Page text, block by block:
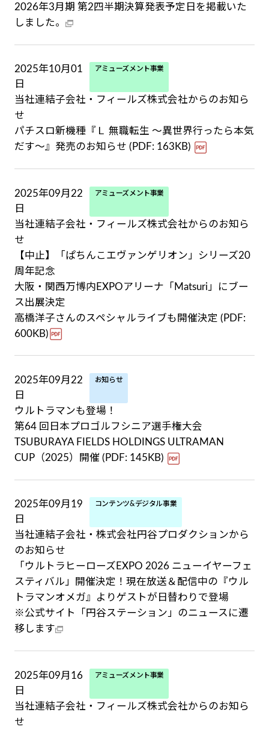
2026年3月期 第2四半期決算発表予定日を掲載いた
しました。
2025年10月01
日
アミューズメント事業
当社連結子会社・フィールズ株式会社からのお知ら
せ
パチスロ新機種『Ｌ 無職転生 〜異世界行ったら本気
だす〜』発売のお知らせ (PDF: 163KB)
2025年09月22
日
アミューズメント事業
当社連結子会社・フィールズ株式会社からのお知ら
せ
【中止】「ぱちんこエヴァンゲリオン」シリーズ20
周年記念
大阪・関西万博内EXPOアリーナ「Matsuri」にブー
ス出展決定
高橋洋子さんのスペシャルライブも開催決定 (PDF:
600KB)
2025年09月22
日
お知らせ
ウルトラマンも登場！
第64 回日本プロゴルフシニア選手権大会
TSUBURAYA FIELDS HOLDINGS ULTRAMAN
CUP（2025）開催 (PDF: 145KB)
2025年09月19
日
コンテンツ&デジタル事業
当社連結子会社・株式会社円谷プロダクションから
のお知らせ
「ウルトラヒーローズEXPO 2026 ニューイヤーフェ
スティバル」開催決定！現在放送＆配信中の『ウル
トラマンオメガ』よりゲストが日替わりで登場
※公式サイト「円谷ステーション」のニュースに遷
移します
2025年09月16
日
アミューズメント事業
当社連結子会社・フィールズ株式会社からのお知ら
せ